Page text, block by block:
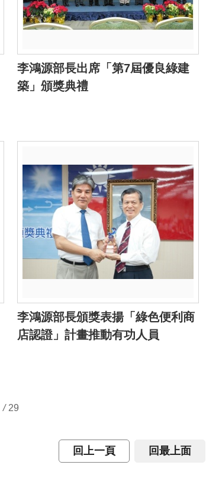
李鴻源部長出席「第7屆優良綠建
築」頒獎典禮
李鴻源部長頒獎表揚「綠色便利商
店認證」計畫推動有功人員
/ 29
回上一頁 回最上面